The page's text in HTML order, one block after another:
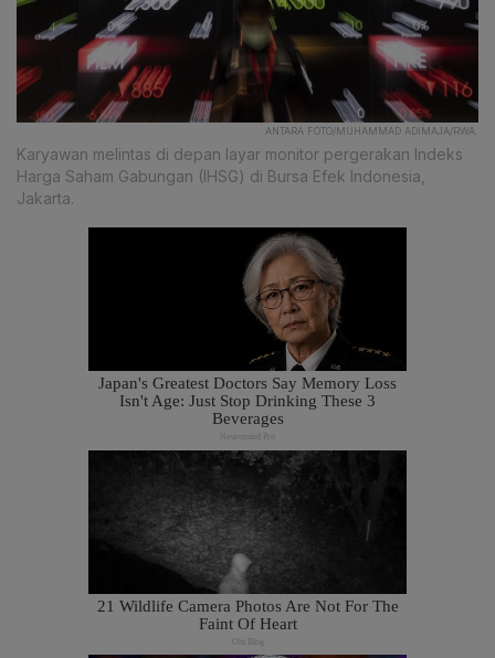
ANTARA FOTO/MUHAMMAD ADIMAJA/RWA.
Karyawan melintas di depan layar monitor pergerakan Indeks
Harga Saham Gabungan (IHSG) di Bursa Efek Indonesia,
Jakarta.